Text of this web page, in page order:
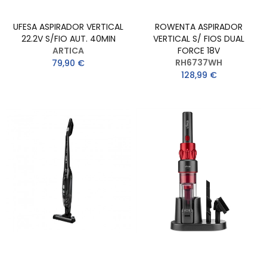
UFESA ASPIRADOR VERTICAL
22.2V S/FIO AUT. 40MIN
ARTICA
79,90 €
ROWENTA ASPIRADOR
VERTICAL S/ FIOS DUAL
FORCE 18V
RH6737WH
128,99 €